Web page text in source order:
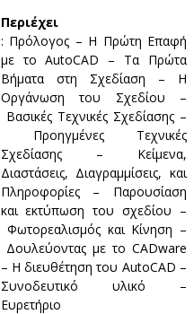
Περιέχει
: Πρόλογος – Η Πρώτη Επαφή
με το AutoCAD – Τα Πρώτα
Βήματα στη Σχεδίαση – Η
Οργάνωση του Σχεδίου –
Βασικές Τεχνικές Σχεδίασης –
Προηγμένες Τεχνικές
Σχεδίασης – Κείμενα,
Διαστάσεις, Διαγραμμίσεις, και
Πληροφορίες – Παρουσίαση
και εκτύπωση του σχεδίου –
Φωτορεαλισμός και Κίνηση –
Δουλεύοντας με το CADware
– Η διευθέτηση του AutoCAD –
Συνοδευτικό υλικό –
Ευρετήριο